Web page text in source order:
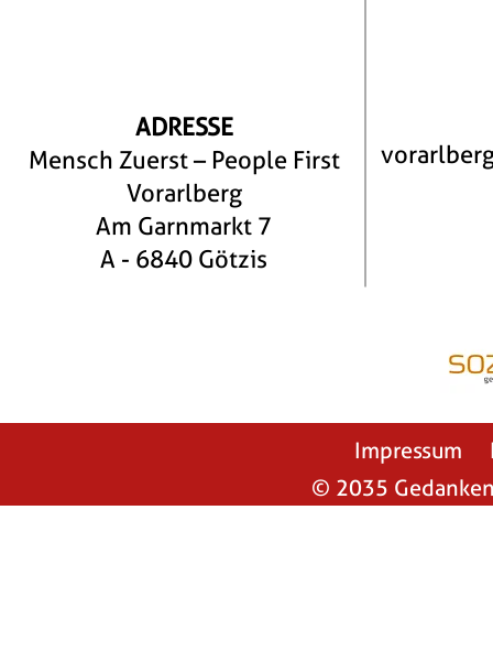
ADRESSE
Mensch Zuerst – People First
Vorarlberg
Am Garnmarkt 7
A - 6840 Götzis
Impressum
© 2035